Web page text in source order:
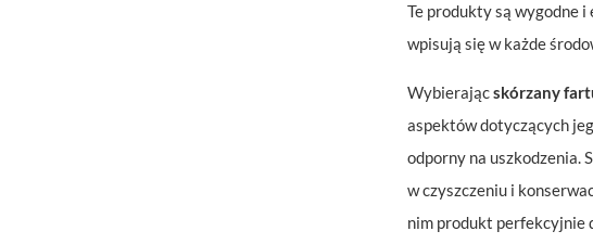
Te produkty są wygodne
wpisują się w każde
Wybierającskórzany
aspektów dotyczących
odporny na uszkodzenia.
w czyszczeniu i
nim produkt perfekcyjnie